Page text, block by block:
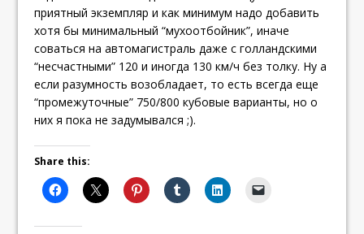
приятный экземпляр и как минимум надо добавить
хотя бы минимальный “мухоотбойник”, иначе
соваться на автомагистраль даже с голландскими
“несчастными” 120 и иногда 130 км/ч без толку. Ну а
если разумность возобладает, то есть всегда еще
“промежуточные” 750/800 кубовые варианты, но о
них я пока не задумывался ;).
Share this: